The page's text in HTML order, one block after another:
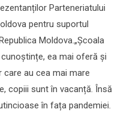
Parteneriatului
pentru suportul
Moldova.„Școala
ea mai oferă și
au cea mai mare
copiii sunt în vacanță. Însă
în fața pandemiei.